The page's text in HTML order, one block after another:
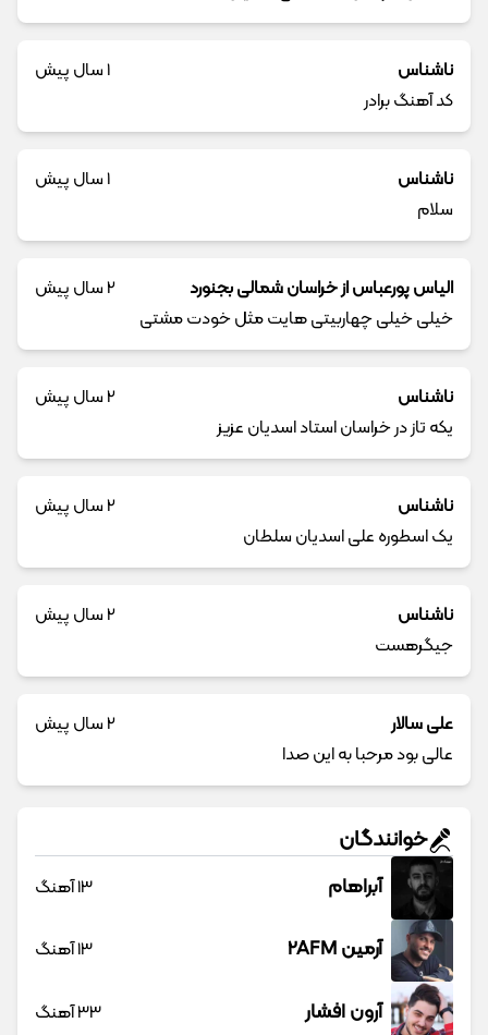
ناشناس
1 سال پیش
کد آهنگ برادر
ناشناس
1 سال پیش
سلام
الیاس پورعباس از خراسان شمالی بجنورد
2 سال پیش
خیلی خیلی چهاربیتی هایت مثل خودت مشتی
ناشناس
2 سال پیش
یکه تاز در خراسان استاد اسدیان عزیز
ناشناس
2 سال پیش
یک اسطوره علی اسدیان سلطان
ناشناس
2 سال پیش
جیگرهست
علی سالار
2 سال پیش
عالی بود مرحبا به این صدا
خوانندگان
آبراهام 13 آهنگ
آرمین 2AFM 13 آهنگ
آرون افشار 33 آهنگ